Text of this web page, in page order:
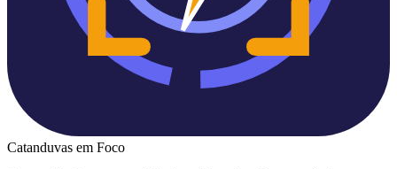
Catanduvas em Foco